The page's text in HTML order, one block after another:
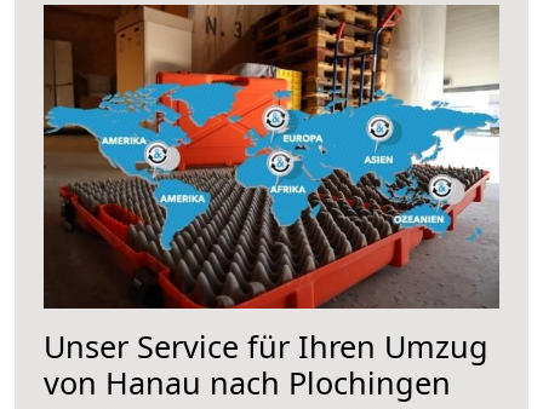
Unser Service für Ihren Umzug
von Hanau nach Plochingen